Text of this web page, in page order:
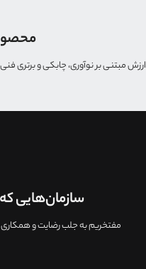
ارزش مبتنی بر نوآوری، چابکی و
سازمان‌هایی که
مفتخريم به جلب رضایت و همکاری